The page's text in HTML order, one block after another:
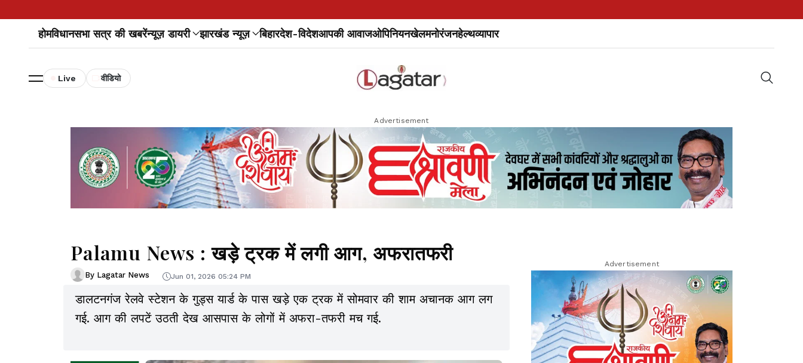
होमविधानसभा सत्र की खबरेंन्यूज़ डायरी झारखंड न्यूज़ बिहारदेश-विदेशआपकी आवाजओपिनियनखेलमनोरंजनहेल्थव्यापार
Live वीडियो
Advertisement
Palamu News : खड़े ट्रक में लगी आग, अफरातफरी
By Lagatar News Jun 01, 2026 05:24 PM
डालटनगंज रेलवे स्टेशन के गुड्स यार्ड के पास खड़े एक ट्रक में सोमवार की शाम अचानक आग लग
गई. आग की लपटें उठती देख आसपास के लोगों में अफरा-तफरी मच गई.
Advertisement